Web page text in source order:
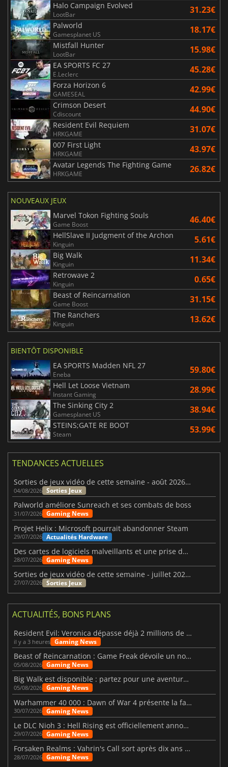
Halo Campaign Evolved
LootBar 31.23€
Palworld
Gamesplanet US 18.17€
Mistfall Hunter
LootBar 15.98€
EA SPORTS FC 27
E.Leclerc 45.28€
Forza Horizon 6
GAMESEAL 42.99€
Crimson Desert
Cdiscount 44.90€
Resident Evil Requiem
HRKGAME 31.07€
007 First Light
HRKGAME 43.97€
Avatar Legends The Fighting Game
HRKGAME 26.82€
NOUVEAUX JEUX
Marvel Tokon Fighting Souls
Game Boost 46.40€
HellSlave II Judgment of the Archon
Kinguin 5.61€
Big Walk
Kinguin 11.34€
Retrowave 2
Kinguin 0.65€
Beast of Reincarnation
Game Boost 31.15€
The Ranchers
Kinguin 13.62€
BIENTÔT DISPONIBLE
EA SPORTS Madden NFL 27
Eneba 59.80€
Hell Let Loose Vietnam
Instant Gaming 28.99€
The Sinking City 2
Gamesplanet US 38.94€
STEINS;GATE RE BOOT
Steam 53.99€
TENDANCES ACTUELLES
Sorties de jeux vidéo de cette semaine - août 2026 (semaine 32)
04/08/2026 Sorties Jeux
Palworld améliore Sunreach et ses combats de boss
31/07/2026 Gaming News
Projet Helix : Microsoft pourrait abandonner Steam
29/07/2026 Actualités Hardware
Des cartes de logiciels malveillants et une prise de contrôle de Discord ont touché Meccha Chameleon
28/07/2026 Gaming News
Sorties de jeux vidéo de cette semaine - juillet 2026 (semaine 31)
27/07/2026 Sorties Jeux
ACTUALITÉS, BONS PLANS
Resident Evil: Veronica dépasse déjà 2 millions de wishlists
il y a 3 heures Gaming News
Beast of Reincarnation : Game Freak dévoile un nouveau pari
05/08/2026 Gaming News
Big Walk est disponible : partez pour une aventure entre amis
05/08/2026 Gaming News
Warhammer 40 000 : Dawn of War 4 présente la faction des Nécrons
30/07/2026 Gaming News
Le DLC Nioh 3 : Hell Rising est officiellement annoncé
29/07/2026 Gaming News
Forsaken Realms : Vahrin's Call sort après dix ans de développement
28/07/2026 Gaming News